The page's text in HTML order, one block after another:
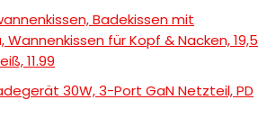
Badekissen mit
Wannenkissen für Kopf & Nacken, 19,5
11.99
30W, 3-Port GaN Netzteil, PD